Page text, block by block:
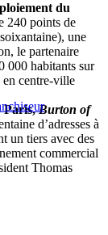
du
240 points de
une
le partenaire
000 habitants sur
en centre-ville
Paris,Burton of
d’adresses à
un tiers avec des
commercial
Thomas